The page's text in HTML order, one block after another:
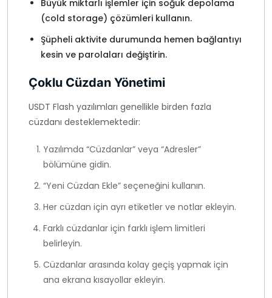
Büyük miktarlı işlemler için soğuk depolama
(cold storage) çözümleri kullanın.
Şüpheli aktivite durumunda hemen bağlantıyı
kesin ve parolaları değiştirin.
Çoklu Cüzdan Yönetimi
USDT Flash yazılımları genellikle birden fazla
cüzdanı desteklemektedir:
Yazılımda “Cüzdanlar” veya “Adresler”
bölümüne gidin.
“Yeni Cüzdan Ekle” seçeneğini kullanın.
Her cüzdan için ayrı etiketler ve notlar ekleyin.
Farklı cüzdanlar için farklı işlem limitleri
belirleyin.
Cüzdanlar arasında kolay geçiş yapmak için
ana ekrana kısayollar ekleyin.